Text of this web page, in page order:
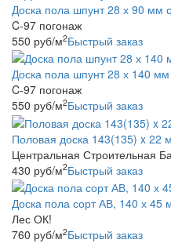
Доска пола шпунт 28 х 90 мм
C-97 погонаж
550 руб/м2Быстрый заказ
Доска пола шпунт 28 х 140
C-97 погонаж
550 руб/м2Быстрый заказ
Половая доска 143(135) x 22
Центральная Строительная
430 руб/м2Быстрый заказ
Доска пола сорт АВ, 140 х 45
Лес ОК!
760 руб/м2Быстрый заказ